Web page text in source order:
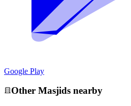
Google Play
Other Masjids nearby